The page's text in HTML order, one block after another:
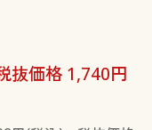
抜価格 1,740円